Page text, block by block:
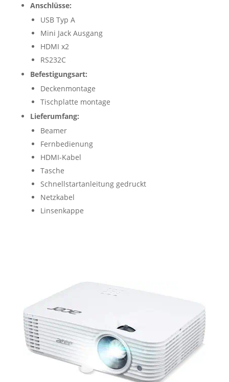
Anschlüsse:
USB Typ A
Mini Jack Ausgang
HDMI x2
RS232C
Befestigungsart:
Deckenmontage
Tischplatte montage
Lieferumfang:
Beamer
Fernbedienung
HDMI-Kabel
Tasche
Schnellstartanleitung gedruckt
Netzkabel
Linsenkappe